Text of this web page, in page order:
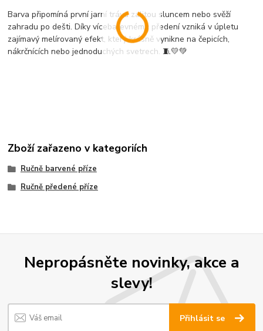
Barva připomíná první jarní trávu zalitou sluncem nebo svěží
zahradu po dešti. Díky vícebarevnému předení vzniká v úpletu
zajímavý melírovaný efekt, který krásně vynikne na čepicích,
nákrčnících nebo jednoduchých svetrech. 🧵💛💚
Zboží zařazeno v kategoriích
Ručně barvené příze
Ručně předené příze
Nepropásněte novinky, akce a
slevy!
Přihlásit se